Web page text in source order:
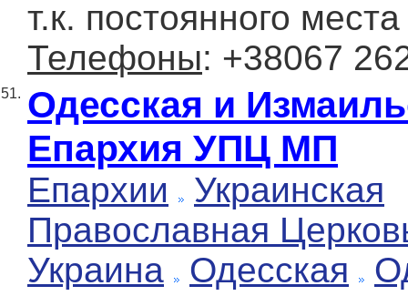
т.к. постоянного
Телефоны: +38067
51. Одесская и
Епархия УПЦ МП
Епархии
Украинская
Православная
Украина
Одесская